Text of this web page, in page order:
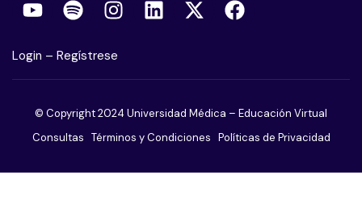
Sme de estres postraumatico
Trastorno del control de los impulsos
Trastorno adictivo sin sustancias
Login – Regístrese
© Copyright 2024 Universidad Médica – Educación Virtual
Consultas Términos y Condiciones Políticas de Privacidad